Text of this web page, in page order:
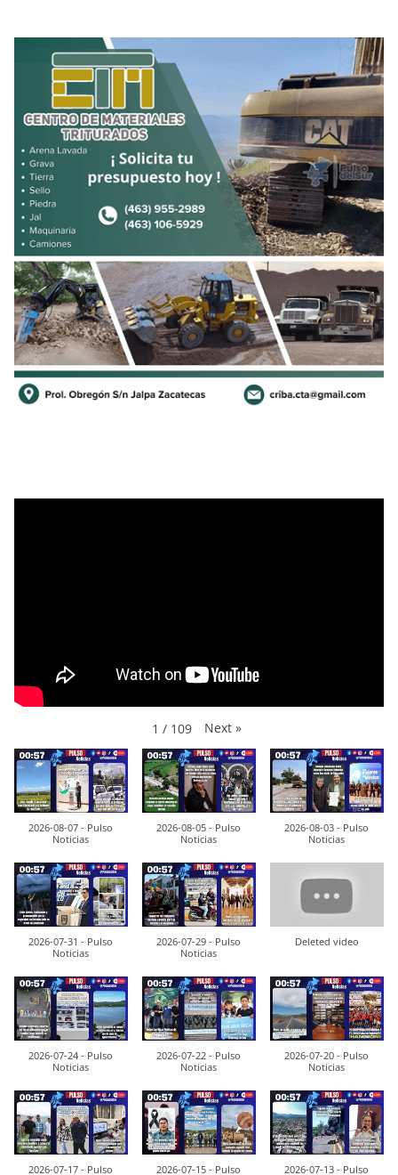
1 / 109 Next »
2026-08-07 - Pulso
Noticias
2026-08-05 - Pulso
Noticias
2026-08-03 - Pulso
Noticias
2026-07-31 - Pulso
Noticias
2026-07-29 - Pulso
Noticias
Deleted video
2026-07-24 - Pulso
Noticias
2026-07-22 - Pulso
Noticias
2026-07-20 - Pulso
Noticias
2026-07-17 - Pulso
2026-07-15 - Pulso
2026-07-13 - Pulso